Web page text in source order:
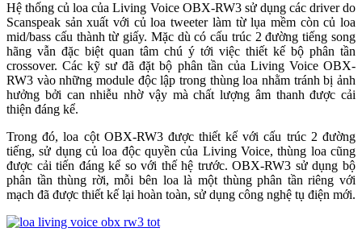
Hệ thống củ loa của Living Voice OBX-RW3 sử dụng các driver do
Scanspeak sản xuất với củ loa tweeter làm từ lụa mềm còn củ loa
mid/bass cấu thành từ giấy. Mặc dù có cấu trúc 2 đường tiếng song
hãng vẫn đặc biệt quan tâm chú ý tới việc thiết kế bộ phân tần
crossover. Các kỹ sư đã đặt bộ phân tần của Living Voice OBX-
RW3 vào những module độc lập trong thùng loa nhằm tránh bị ảnh
hưởng bởi can nhiễu nhờ vậy mà chất lượng âm thanh được cải
thiện đáng kể.
Trong đó, loa cột OBX-RW3 được thiết kế với cấu trúc 2 đường
tiếng, sử dụng củ loa độc quyền của Living Voice, thùng loa cũng
được cải tiến đáng kể so với thế hệ trước. OBX-RW3 sử dụng bộ
phân tần thùng rời, mỗi bên loa là một thùng phân tần riêng với
mạch đã được thiết kế lại hoàn toàn, sử dụng công nghệ tụ điện mới.